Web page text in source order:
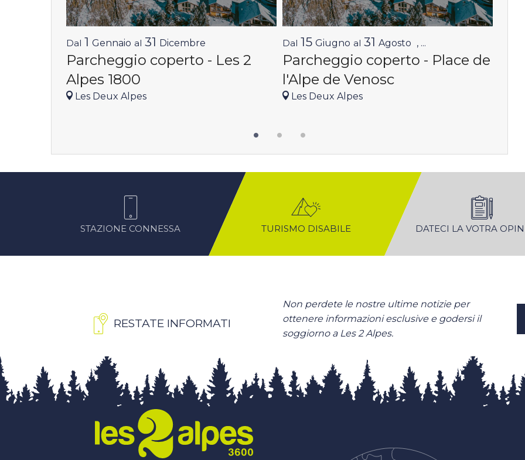
Dal 1 Gennaio al 31 Dicembre
Parcheggio coperto - Les 2
Alpes 1800
Les Deux Alpes
Dal 15 Giugno al 31 Agosto , ...
Parcheggio coperto - Place de
l'Alpe de Venosc
Les Deux Alpes
STAZIONE CONNESSA TURISMO DISABILE DATECI LA VOTRA
RESTATE INFORMATI
Non perdete le nostre ultime notizie per
ottenere informazioni esclusive e godersi il
soggiorno a Les 2 Alpes.